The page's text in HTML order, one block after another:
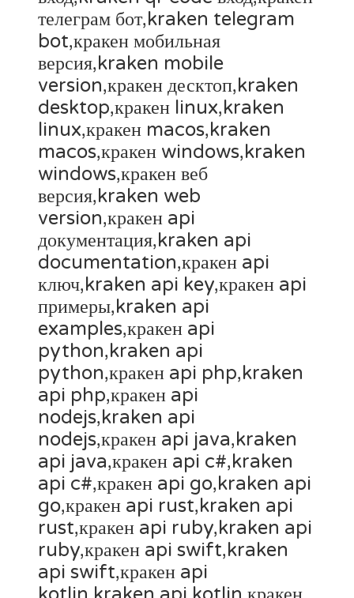
телеграм бот,kraken telegram
bot,кракен мобильная
версия,kraken mobile
version,кракен десктоп,kraken
desktop,кракен linux,kraken
linux,кракен macos,kraken
macos,кракен windows,kraken
windows,кракен веб
версия,kraken web
version,кракен api
документация,kraken api
documentation,кракен api
ключ,kraken api key,кракен api
примеры,kraken api
examples,кракен api
python,kraken api
python,кракен api php,kraken
api php,кракен api
nodejs,kraken api
nodejs,кракен api java,kraken
api java,кракен api c#,kraken
api c#,кракен api go,kraken api
go,кракен api rust,kraken api
rust,кракен api ruby,kraken api
ruby,кракен api swift,kraken
api swift,кракен api